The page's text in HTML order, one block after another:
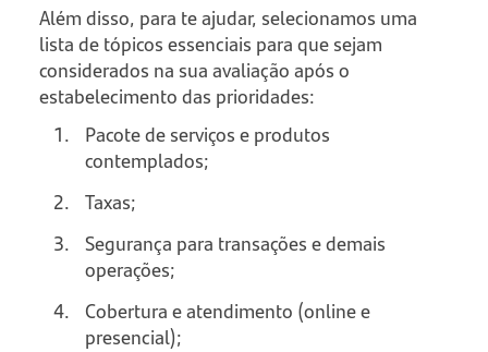
Além disso, para te ajudar, selecionamos uma
lista de tópicos essenciais para que sejam
considerados na sua avaliação após o
estabelecimento das prioridades:
Pacote de serviços e produtos
contemplados;
Taxas;
Segurança para transações e demais
operações;
Cobertura e atendimento (online e
presencial);